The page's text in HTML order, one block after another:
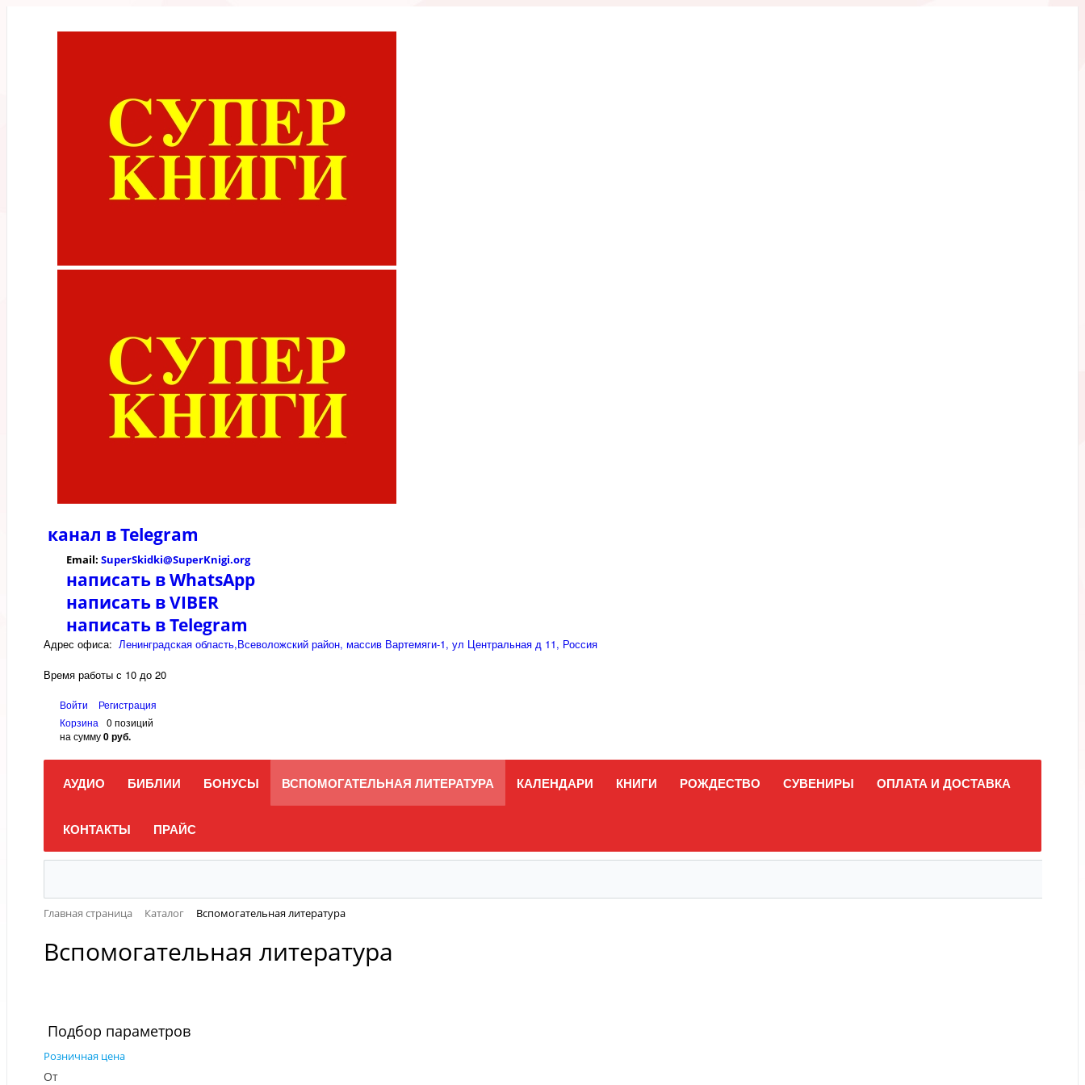
канал вTelegram
Email: SuperSkidki@SuperKnigi.org
написать в WhatsApp
написать в VIBER
написать в Telegram
Адрес офиса: Ленинградская область,Всеволожский район, массив Вартемяги-1, ул Центральная д 11, Россия
Время работы с 10 до 20
Войти
Регистрация
Корзина
0 позиций
на сумму0 руб.
АУДИО БИБЛИИ БОНУСЫ ВСПОМОГАТЕЛЬНАЯ ЛИТЕРАТУРА КАЛЕНДАРИ КНИГИ РОЖДЕСТВО СУВЕНИРЫ ОПЛАТА И ДОСТАВКА
КОНТАКТЫ ПРАЙС
Главная страница Каталог Вспомогательная литература
Вспомогательная литература
Подбор параметров
Розничная цена
От